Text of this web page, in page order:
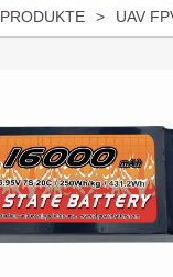
PRODUKTE > UAV